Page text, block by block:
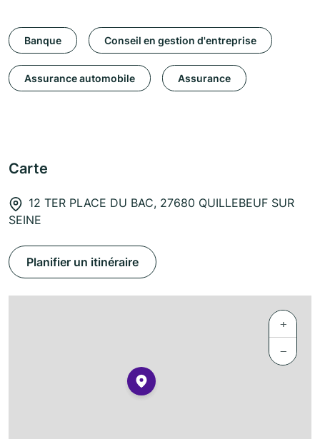
Banque Conseil en gestion d'entreprise
Assurance automobile Assurance
Carte
12 TER PLACE DU BAC, 27680 QUILLEBEUF SUR
SEINE
Planifier un itinéraire
+
−